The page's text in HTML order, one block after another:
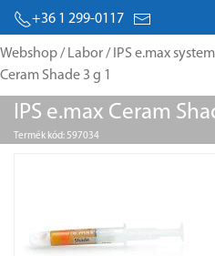
+36 1 299-0117
Webshop/ Labor/ IPS e.max system
Ceram Shade 3 g 1
IPS e.max Ceram
Termék kód: 597034